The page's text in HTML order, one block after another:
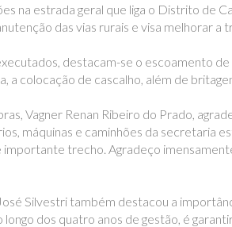
na estrada geral que liga o Distrito de
das vias rurais e visa melhorar a
destacam-se o escoamento de
a colocação de cascalho, além de
Vagner Renan Ribeiro do Prado,
máquinas e caminhões da
trecho. Agradeço
Silvestri também destacou a
longo dos quatro anos de gestão, é